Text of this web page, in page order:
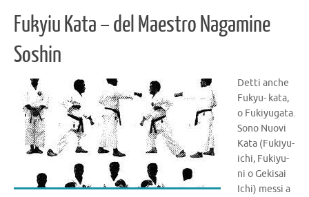
Fukyiu Kata – del Maestro Nagamine
Soshin
Detti anche
Fukyu- kata,
o Fukiyugata.
Sono Nuovi
Kata (Fukiyu-
ichi, Fukiyu-
ni o Gekisai
Ichi) messi a